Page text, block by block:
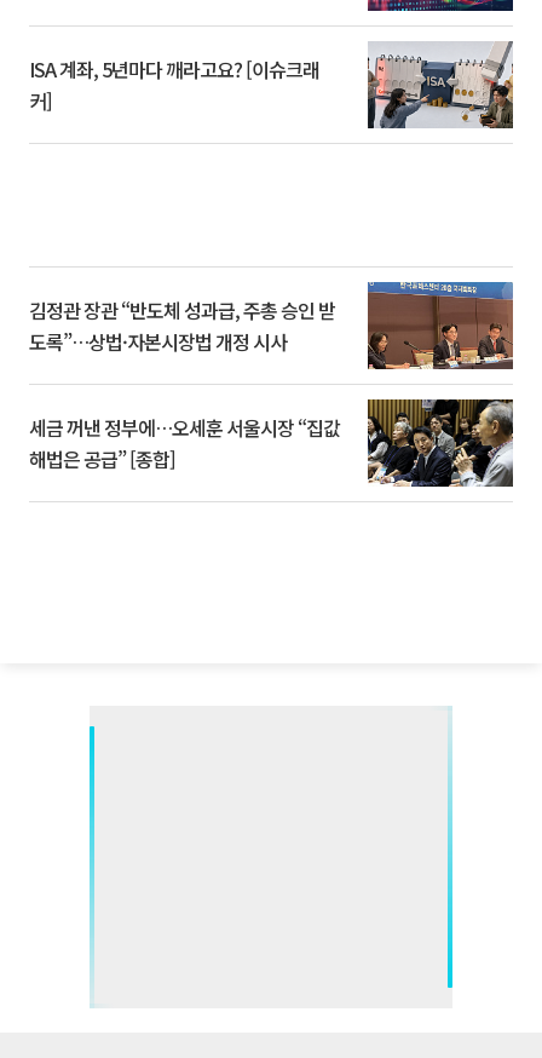
ISA 계좌, 5년마다 깨라고요? [이슈크래
커]
김정관 장관 “반도체 성과급, 주총 승인 받
도록”…상법·자본시장법 개정 시사
세금 꺼낸 정부에…오세훈 서울시장 “집값
해법은 공급” [종합]